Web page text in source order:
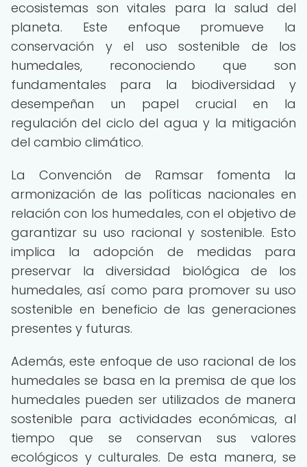
ecosistemas son vitales para la salud del
planeta. Este enfoque promueve la
conservación y el uso sostenible de los
humedales, reconociendo que son
fundamentales para la biodiversidad y
desempeñan un papel crucial en la
regulación del ciclo del agua y la mitigación
del cambio climático.
La Convención de Ramsar fomenta la
armonización de las políticas nacionales en
relación con los humedales, con el objetivo de
garantizar su uso racional y sostenible. Esto
implica la adopción de medidas para
preservar la diversidad biológica de los
humedales, así como para promover su uso
sostenible en beneficio de las generaciones
presentes y futuras.
Además, este enfoque de uso racional de los
humedales se basa en la premisa de que los
humedales pueden ser utilizados de manera
sostenible para actividades económicas, al
tiempo que se conservan sus valores
ecológicos y culturales. De esta manera, se